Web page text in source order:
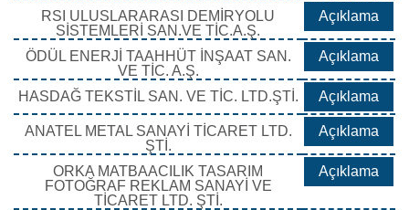
RSI ULUSLARARASI DEMİRYOLU
SİSTEMLERİ SAN.VE TİC.A.Ş.
Açıklama
ÖDÜL ENERJİ TAAHHÜT İNŞAAT SAN.
VE TİC. A.Ş.
Açıklama
HASDAĞ TEKSTİL SAN. VE TİC. LTD.ŞTİ. Açıklama
ANATEL METAL SANAYİ TİCARET LTD.
ŞTİ.
Açıklama
ORKA MATBAACILIK TASARIM
FOTOĞRAF REKLAM SANAYİ VE
TİCARET LTD. ŞTİ.
Açıklama